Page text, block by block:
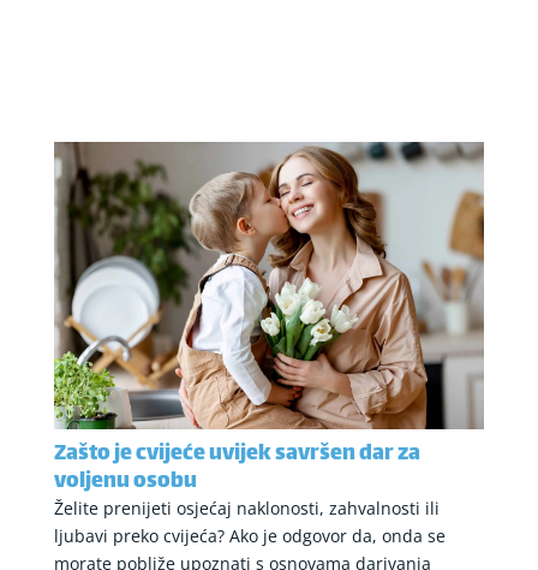
Zašto je cvijeće uvijek savršen dar za
voljenu osobu
Želite prenijeti osjećaj naklonosti, zahvalnosti ili
ljubavi preko cvijeća? Ako je odgovor da, onda se
morate pobliže upoznati s osnovama darivanja